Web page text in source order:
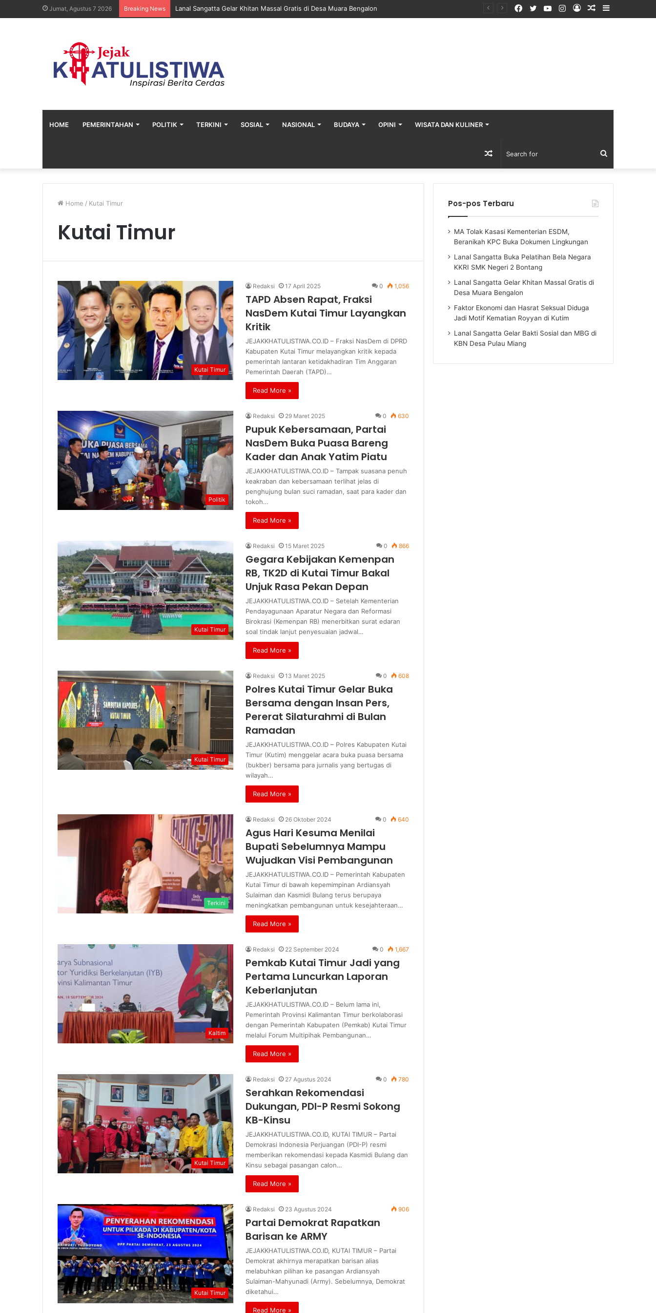
Jumat, Agustus 7 2026 Breaking News Lanal Sangatta Gelar Khitan Massal Gratis di Desa Muara Bengalon Sidebar
Random
Log
Instagram
YouTube
Twitter
Facebook
HOME PEMERINTAHAN POLITIK TERKINI SOSIAL NASIONAL BUDAYA OPINI WISATA DAN KULINER
Search
for
Random
Article
Home / Kutai Timur
Kutai Timur
Kutai Timur
Redaksi 17 April 2025 0 1,056
TAPD Absen Rapat, Fraksi
NasDem Kutai Timur Layangkan
Kritik
JEJAKKHATULISTIWA.CO.ID – Fraksi NasDem di DPRD
Kabupaten Kutai Timur melayangkan kritik kepada
pemerintah lantaran ketidakhadiran Tim Anggaran
Pemerintah Daerah (TAPD)…
Read More »
Politik
Redaksi 29 Maret 2025 0 630
Pupuk Kebersamaan, Partai
NasDem Buka Puasa Bareng
Kader dan Anak Yatim Piatu
JEJAKKHATULISTIWA.CO.ID – Tampak suasana penuh
keakraban dan kebersamaan terlihat jelas di
penghujung bulan suci ramadan, saat para kader dan
tokoh…
Read More »
Kutai Timur
Redaksi 15 Maret 2025 0 866
Gegara Kebijakan Kemenpan
RB, TK2D di Kutai Timur Bakal
Unjuk Rasa Pekan Depan
JEJAKKHATULISTIWA.CO.ID – Setelah Kementerian
Pendayagunaan Aparatur Negara dan Reformasi
Birokrasi (Kemenpan RB) menerbitkan surat edaran
soal tindak lanjut penyesuaian jadwal…
Read More »
Kutai Timur
Redaksi 13 Maret 2025 0 608
Polres Kutai Timur Gelar Buka
Bersama dengan Insan Pers,
Pererat Silaturahmi di Bulan
Ramadan
JEJAKKHATULISTIWA.CO.ID – Polres Kabupaten Kutai
Timur (Kutim) menggelar acara buka puasa bersama
(bukber) bersama para jurnalis yang bertugas di
wilayah…
Read More »
Terkini
Redaksi 26 Oktober 2024 0 640
Agus Hari Kesuma Menilai
Bupati Sebelumnya Mampu
Wujudkan Visi Pembangunan
JEJAKKHATULISTIWA.CO.ID – Pemerintah Kabupaten
Kutai Timur di bawah kepemimpinan Ardiansyah
Sulaiman dan Kasmidi Bulang terus berupaya
meningkatkan pembangunan untuk kesejahteraan…
Read More »
Kaltim
Redaksi 22 September 2024 0 1,667
Pemkab Kutai Timur Jadi yang
Pertama Luncurkan Laporan
Keberlanjutan
JEJAKKHATULISTIWA.CO.ID – Belum lama ini,
Pemerintah Provinsi Kalimantan Timur berkolaborasi
dengan Pemerintah Kabupaten (Pemkab) Kutai Timur
melalui Forum Multipihak Pembangunan…
Read More »
Kutai Timur
Redaksi 27 Agustus 2024 0 780
Serahkan Rekomendasi
Dukungan, PDI-P Resmi Sokong
KB-Kinsu
JEJAKKHATULISTIWA.CO.ID, KUTAI TIMUR – Partai
Demokrasi Indonesia Perjuangan (PDI-P) resmi
memberikan rekomendasi kepada Kasmidi Bulang dan
Kinsu sebagai pasangan calon…
Read More »
Kutai Timur
Redaksi 23 Agustus 2024 906
Partai Demokrat Rapatkan
Barisan ke ARMY
JEJAKKHATULISTIWA.CO.ID, KUTAI TIMUR – Partai
Demokrat akhirnya merapatkan barisan alias
melabuhkan pilihan ke pasangan Ardiansyah
Sulaiman-Mahyunadi (Army). Sebelumnya, Demokrat
diketahui…
Read More »
Pos-pos Terbaru
MA Tolak Kasasi Kementerian ESDM,
Beranikah KPC Buka Dokumen Lingkungan
Lanal Sangatta Buka Pelatihan Bela Negara
KKRI SMK Negeri 2 Bontang
Lanal Sangatta Gelar Khitan Massal Gratis di
Desa Muara Bengalon
Faktor Ekonomi dan Hasrat Seksual Diduga
Jadi Motif Kematian Royyan di Kutim
Lanal Sangatta Gelar Bakti Sosial dan MBG di
KBN Desa Pulau Miang